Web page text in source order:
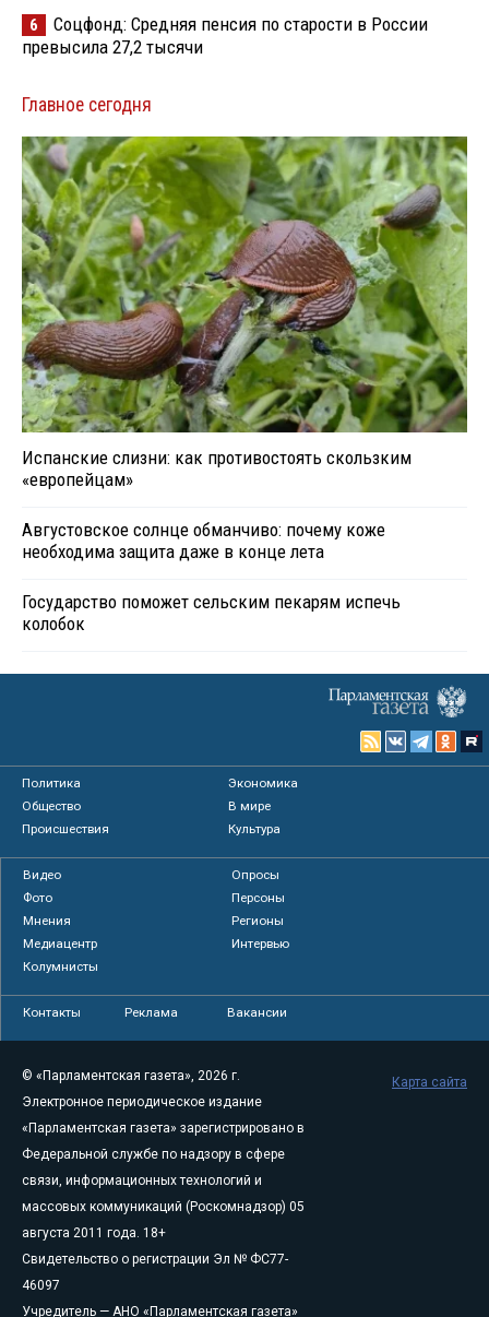
6
Соцфонд: Средняя пенсия по старости в России
превысила 27,2 тысячи
Главное сегодня
Испанские слизни: как противостоять скользким
«европейцам»
Августовское солнце обманчиво: почему коже
необходима защита даже в конце лета
Государство поможет сельским пекарям испечь
колобок
Политика
Экономика
Общество
В мире
Происшествия
Культура
Видео
Опросы
Фото
Персоны
Мнения
Регионы
Медиацентр
Интервью
Колумнисты
Контакты Реклама Вакансии
© «Парламентская газета», 2026 г.
Электронное периодическое издание
«Парламентская газета» зарегистрировано в
Федеральной службе по надзору в сфере
связи, информационных технологий и
массовых коммуникаций (Роскомнадзор) 05
августа 2011 года. 18+
Свидетельство о регистрации Эл № ФС77-
46097
Учредитель — АНО «Парламентская газета»
Карта сайта